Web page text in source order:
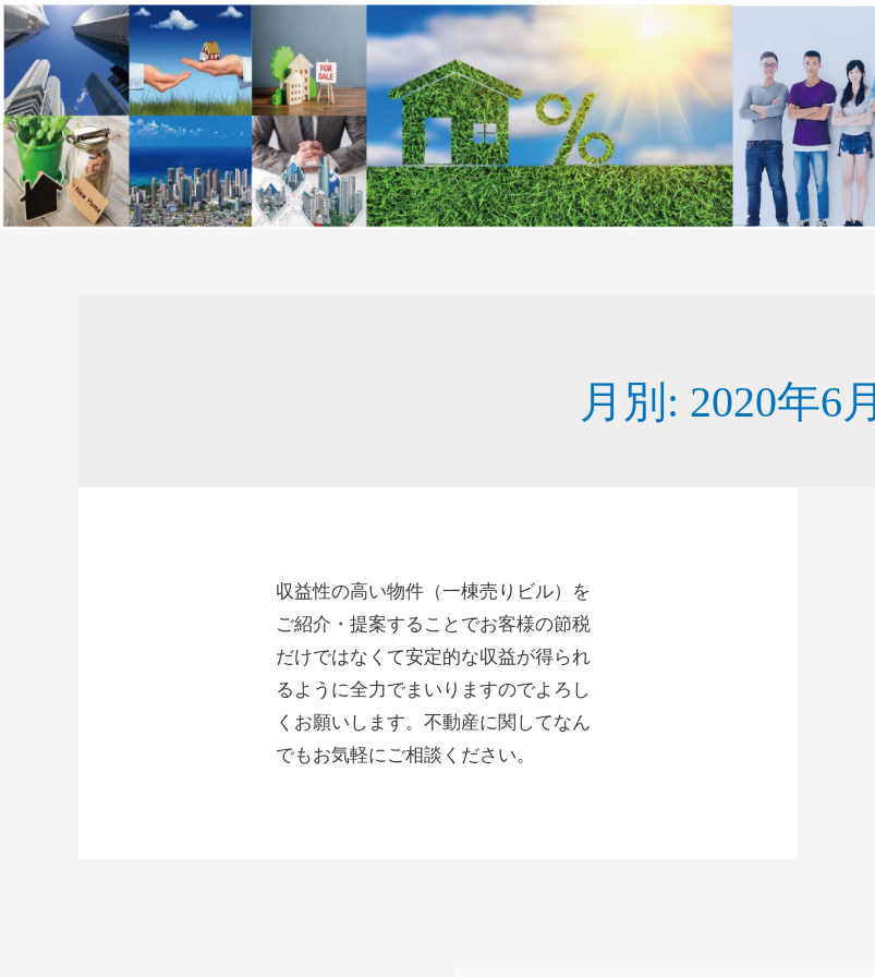
月別: 2020年6月
収益性の高い物件（一棟売りビル）を
ご紹介・提案することでお客様の節税
だけではなくて安定的な収益が得られ
るように全力でまいりますのでよろし
くお願いします。不動産に関してなん
でもお気軽にご相談ください。